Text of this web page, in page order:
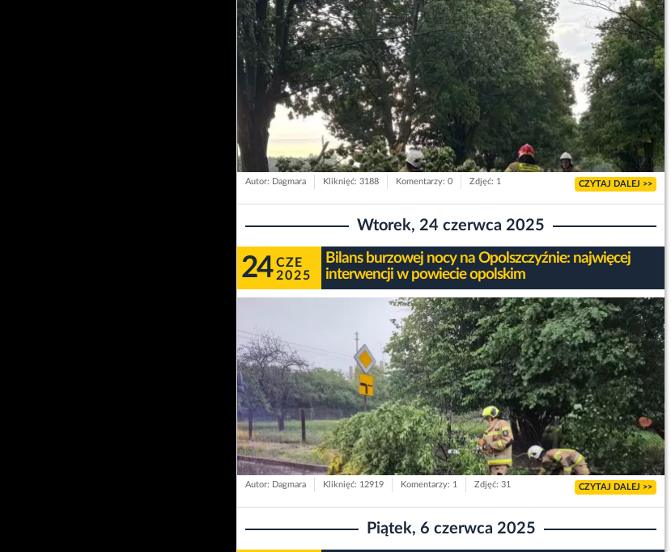
Autor: Dagmara Kliknięć: 3188 Komentarzy: 0 Zdjęć: 1 CZYTAJ DALEJ >>
Wtorek, 24 czerwca 2025
24 CZE
2025
Bilans burzowej nocy na Opolszczyźnie: najwięcej
interwencji w powiecie opolskim
Autor: Dagmara Kliknięć: 12919 Komentarzy: 1 Zdjęć: 31 CZYTAJ DALEJ >>
Piątek, 6 czerwca 2025